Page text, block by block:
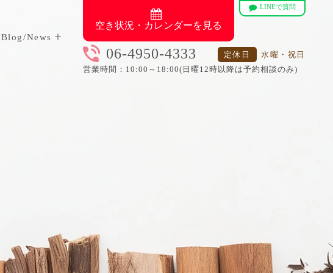
Blog/News
空き状況・カレンダーを見る
LINEで質問
06-4950-4333 定休日
水曜・祝日
営業時間：10:00～18:00(日曜12時以降は予約相談のみ)